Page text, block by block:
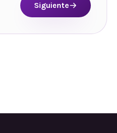
Siguiente